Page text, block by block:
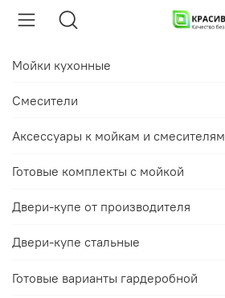
Мойки кухонные
Смесители
Аксессуары к мойкам и смесителям
Готовые комплекты с мойкой
Двери-купе от производителя
Двери-купе стальные
Готовые варианты гардеробной